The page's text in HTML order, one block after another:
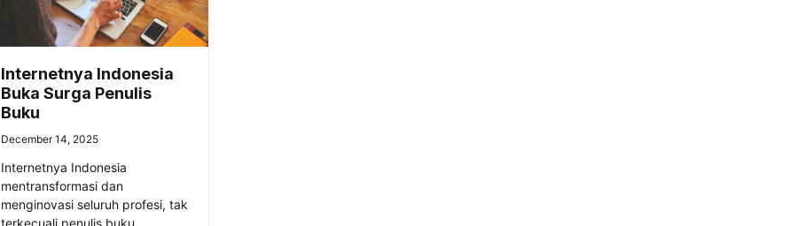
Internetnya Indonesia
Buka Surga Penulis
Buku
December 14, 2025
Internetnya Indonesia
mentransformasi dan
menginovasi seluruh profesi, tak
terkecuali penulis buku.